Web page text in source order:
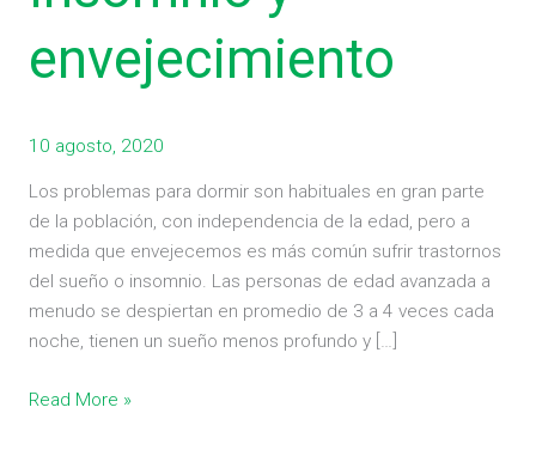
envejecimiento
10 agosto, 2020
Los problemas para dormir son habituales en gran parte
de la población, con independencia de la edad, pero a
medida que envejecemos es más común sufrir trastornos
del sueño o insomnio. Las personas de edad avanzada a
menudo se despiertan en promedio de 3 a 4 veces cada
noche, tienen un sueño menos profundo y […]
Read More »